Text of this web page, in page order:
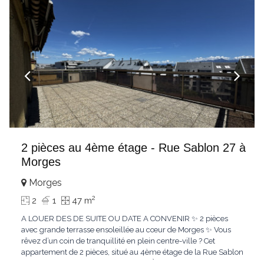
2 pièces au 4ème étage - Rue Sablon 27 à
Morges
Morges
2 1 47 m2
A LOUER DES DE SUITE OU DATE A CONVENIR ✨ 2 pièces
avec grande terrasse ensoleillée au cœur de Morges ✨ Vous
rêvez d’un coin de tranquillité en plein centre-ville ? Cet
appartement de 2 pièces, situé au 4ème étage de la Rue Sablon